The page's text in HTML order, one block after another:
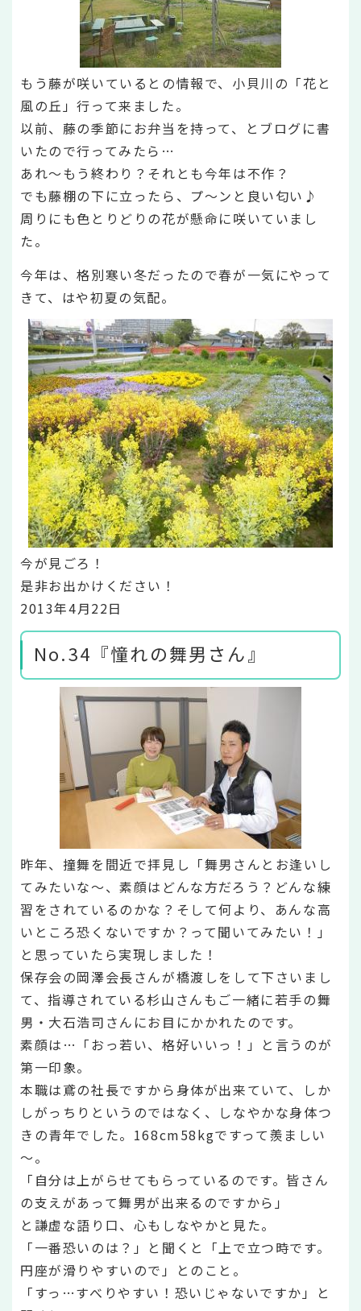
もう藤が咲いているとの情報で、小貝川の「花と
風の丘」行って来ました。
以前、藤の季節にお弁当を持って、とブログに書
いたので行ってみたら…
あれ～もう終わり？それとも今年は不作？
でも藤棚の下に立ったら、プ～ンと良い匂い♪
周りにも色とりどりの花が懸命に咲いていまし
た。
今年は、格別寒い冬だったので春が一気にやって
きて、はや初夏の気配。
今が見ごろ！
是非お出かけください！
2013年4月22日
No.34『憧れの舞男さん』
昨年、撞舞を間近で拝見し「舞男さんとお逢いし
てみたいな～、素顔はどんな方だろう？どんな練
習をされているのかな？そして何より、あんな高
いところ恐くないですか？って聞いてみたい！」
と思っていたら実現しました！
保存会の岡澤会長さんが橋渡しをして下さいまし
て、指導されている杉山さんもご一緒に若手の舞
男・大石浩司さんにお目にかかれたのです。
素顔は…「おっ若い、格好いいっ！」と言うのが
第一印象。
本職は鳶の社長ですから身体が出来ていて、しか
しがっちりというのではなく、しなやかな身体つ
きの青年でした。168cm58kgですって羨ましい
～。
「自分は上がらせてもらっているのです。皆さん
の支えがあって舞男が出来るのですから」
と謙虚な語り口、心もしなやかと見た。
「一番恐いのは？」と聞くと「上で立つ時です。
円座が滑りやすいので」とのこと。
「すっ…すべりやすい！恐いじゃないですか」と